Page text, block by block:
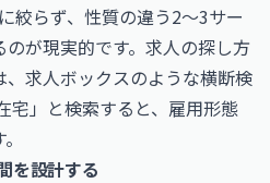
絞らず、性質の違う2〜3サー
が現実的です。求人の探し方
求人ボックスのような横断検
宅」と検索すると、雇用形態
を設計する